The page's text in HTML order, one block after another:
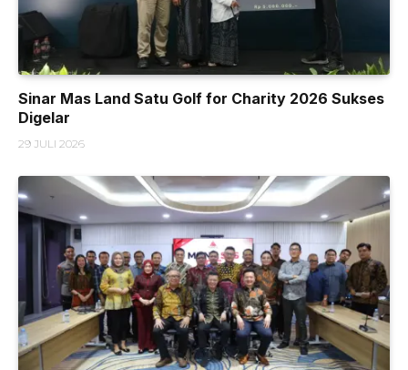
Sinar Mas Land Satu Golf for Charity 2026 Sukses
Digelar
29 JULI 2026